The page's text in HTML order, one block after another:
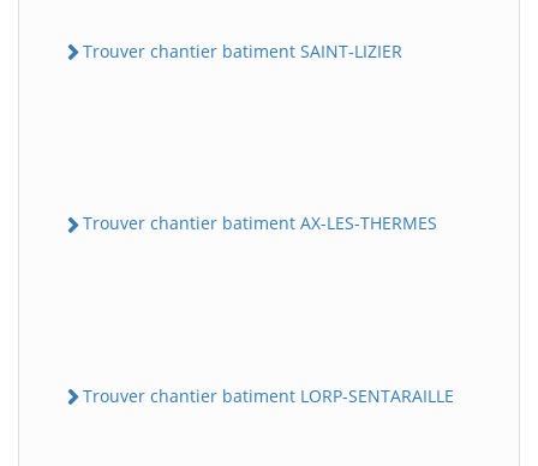
Trouver chantier batiment SAINT-LIZIER
Trouver chantier batiment AX-LES-THERMES
Trouver chantier batiment LORP-SENTARAILLE